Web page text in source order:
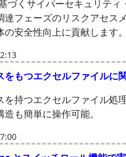
づくサイバーセキュリテ
達フェーズのリスクアセス
安全性向上に貢献します。
をもつエクセルファイルに
を持つエクセルファイル処
も簡単に操作可能。